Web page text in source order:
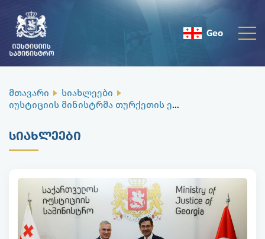
Geo
მთავარი
სიახლეები
იუსტიციის მინისტრმა თურქეთის ელჩთან ორ ქვეყანას შორის თანამშრომლობის გაფართოების პოტენციალი განიხილა
ᲡᲘᲐᲮᲚᲔᲔᲑᲘ